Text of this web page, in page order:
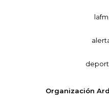
Organización